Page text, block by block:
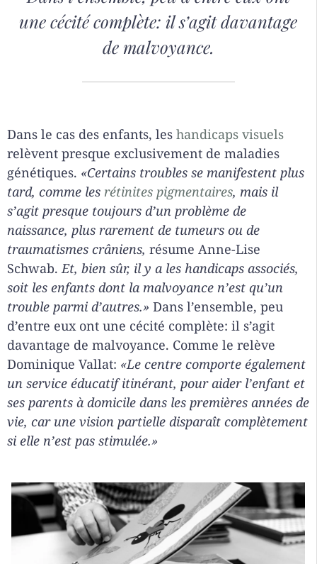
une cécité complète: il s’agit davantage
de malvoyance.
Dans le cas des enfants, les handicaps visuels
relèvent presque exclusivement de maladies
génétiques. «Certains troubles se manifestent plus
tard, comme les rétinites pigmentaires, mais il
s’agit presque toujours d’un problème de
naissance, plus rarement de tumeurs ou de
traumatismes crâniens, résume Anne-Lise
Schwab. Et, bien sûr, il y a les handicaps associés,
soit les enfants dont la malvoyance n’est qu’un
trouble parmi d’autres.» Dans l’ensemble, peu
d’entre eux ont une cécité complète: il s’agit
davantage de malvoyance. Comme le relève
Dominique Vallat: «Le centre comporte également
un service éducatif itinérant, pour aider l’enfant et
ses parents à domicile dans les premières années de
vie, car une vision partielle disparaît complètement
si elle n’est pas stimulée.»